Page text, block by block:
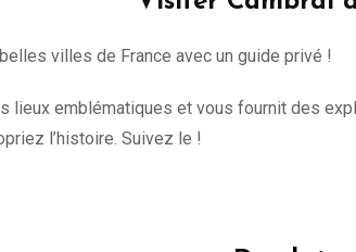
villes de France avec un guide privé !
lieux emblématiques et vous fournit des
l’histoire. Suivez le !